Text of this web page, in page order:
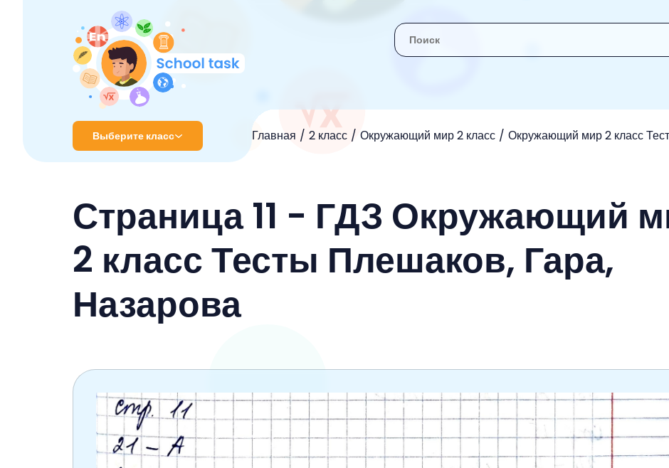
Выберите класс Главная 2 класс Окружающий мир 2 класс Окружающий мир 2 класс
2 класс
3 класс
4 класс
5 класс
9 класс
10 класс
Страница 11 - ГДЗ Окружающий
2 класс Тесты Плешаков, Гара,
Назарова